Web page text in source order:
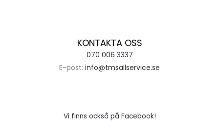
KONTAKTA OSS
070 006 3337
E-post: info@tmsallservice.se
Vi finns också på Facebook!